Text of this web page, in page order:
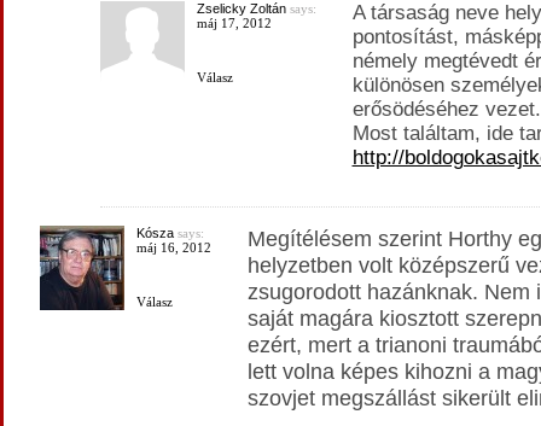
Zselicky Zoltánsays:
máj 17, 2012
Válasz
A társaság neve
pontosítást,
némely megtévedt
különösen
erősödéséhez vezet.
Most találtam, ide
http://
Kószasays:
máj 16, 2012
Válasz
Megítélésem szerint Horthy
helyzetben volt középszerű
zsugorodott hazánknak. Nem
saját magára kiosztott
ezért, mert a trianoni
lett volna képes kihozni a
szovjet megszállást sikerült